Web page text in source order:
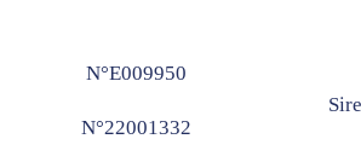
N°E009950
N°22001332